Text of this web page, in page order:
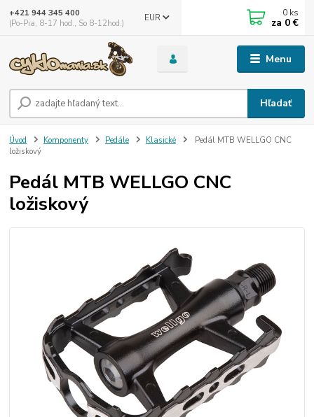
Menu
EUR
Hľadať
+421 944 345 400
(Po-Pia, 8-17 hod., So 8-12hod.)
0 ks
za 0 €
Úvod Komponenty Pedále Klasické
Pedál MTB WELLGO CNC
ložiskový
Pedál MTB WELLGO CNC
ložiskový